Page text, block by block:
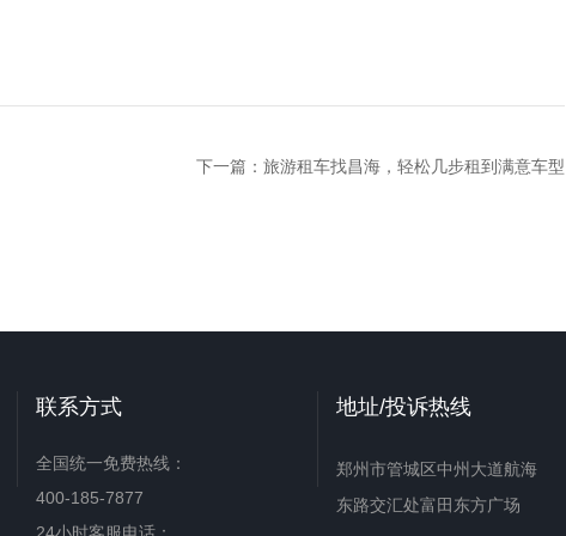
下一篇： 旅游租车找昌海，轻松几步租到满意车型
联系方式
全国统一免费热线：
400-185-7877
地址/投诉热线
郑州市管城区中州大道航海
东路交汇处富田东方广场